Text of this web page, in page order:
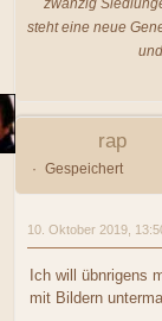
zwanzig
steht eine neue
rap
Gespeichert
10. Oktober 2019,
Ich will übnrigens
mit Bildern